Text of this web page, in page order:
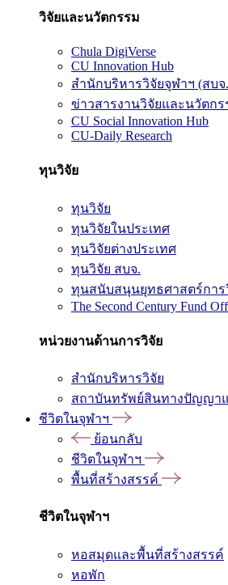
วิจัยและนวัตกรรม
Chula DigiVerse
CU Innovation Hub
สำนักบริหารวิจัยจุฬาฯ (สบจ
ข่าวสารงานวิจัยและนวัตกร
CU Social Innovation Hub
CU-Daily Research
ทุนวิจัย
ทุนวิจัย
ทุนวิจัยในประเทศ
ทุนวิจัยต่างประเทศ
ทุนวิจัย สบจ.
ทุนสนับสนุนยุทธศาสตร์การ
The Second Century Fund
หน่วยงานด้านการวิจัย
สำนักบริหารวิจัย
สถาบันทรัพย์สินทางปัญญา
ชีวิตในจุฬาฯ
ย้อนกลับ
ชีวิตในจุฬาฯ
พื้นที่สร้างสรรค์
ชีวิตในจุฬาฯ
หอสมุดและพื้นที่สร้างสรรค์
หอพัก